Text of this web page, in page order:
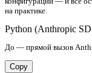
на практике.
Python (Anthropic
До — прямой вызов
Copy